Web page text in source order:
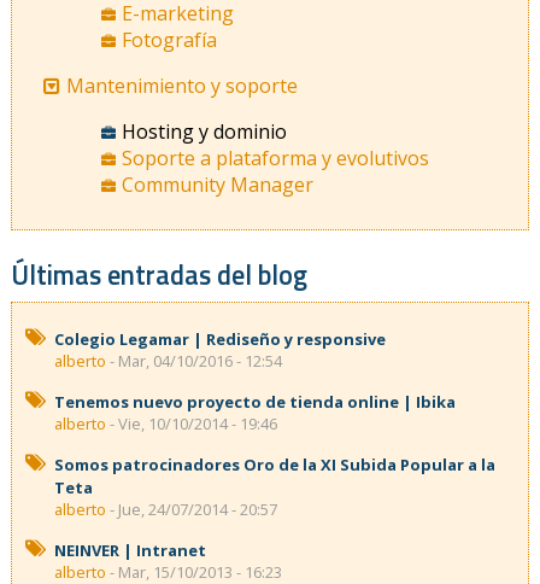
E-marketing
Fotografía
Mantenimiento y soporte
Hosting y dominio
Soporte a plataforma y evolutivos
Community Manager
Últimas entradas del blog
Colegio Legamar | Rediseño y responsive
alberto - Mar, 04/10/2016 - 12:54
Tenemos nuevo proyecto de tienda online | Ibika
alberto - Vie, 10/10/2014 - 19:46
Somos patrocinadores Oro de la XI Subida Popular a la
Teta
alberto - Jue, 24/07/2014 - 20:57
NEINVER | Intranet
alberto - Mar, 15/10/2013 - 16:23